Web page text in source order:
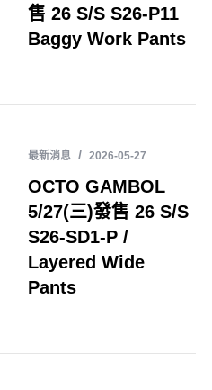
售 26 S/S S26-P11
Baggy Work Pants
最新消息 2026-05-27
OCTO GAMBOL
5/27(三)發售 26 S/S
S26-SD1-P /
Layered Wide
Pants